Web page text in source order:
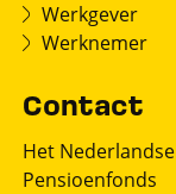
Werkgever
Werknemer
Contact
Het Nederlandse
Pensioenfonds